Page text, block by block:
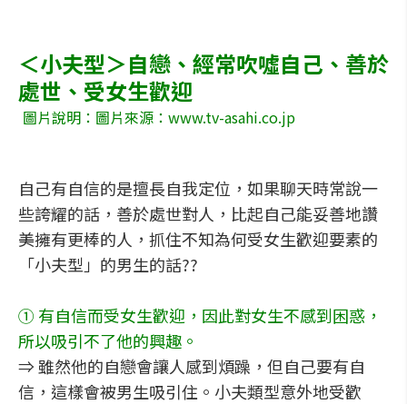
＜小夫型＞自戀、經常吹噓自己、善於
處世、受女生歡迎
圖片說明：圖片來源：www.tv-asahi.co.jp
自己有自信的是擅長自我定位，如果聊天時常說一
些誇耀的話，善於處世對人，比起自己能妥善地讚
美擁有更棒的人，抓住不知為何受女生歡迎要素的
「小夫型」的男生的話??
① 有自信而受女生歡迎，因此對女生不感到困惑，
所以吸引不了他的興趣。
⇒ 雖然他的自戀會讓人感到煩躁，但自己要有自
信，這樣會被男生吸引住。小夫類型意外地受歡